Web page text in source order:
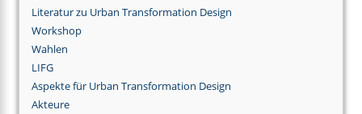
Literatur zu Urban Transformation Design
Workshop
Wahlen
LIFG
Aspekte für Urban Transformation Design
Akteure